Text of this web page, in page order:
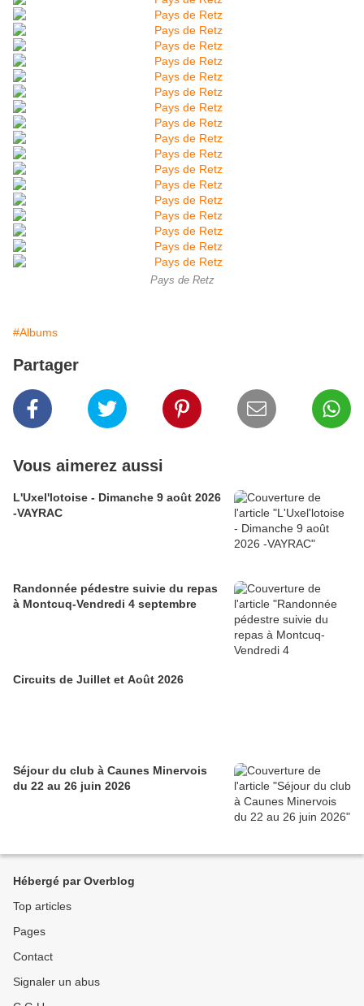
Pays de Retz
#Albums
Partager
Vous aimerez aussi
L'Uxel'lotoise - Dimanche 9 août 2026
-VAYRAC
Randonnée pédestre suivie du repas
à Montcuq-Vendredi 4 septembre
Circuits de Juillet et Août 2026
Séjour du club à Caunes Minervois
du 22 au 26 juin 2026
Hébergé par Overblog
Top articles
Pages
Contact
Signaler un abus